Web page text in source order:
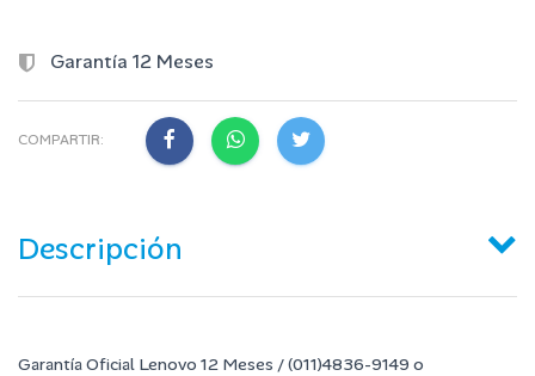
Garantía 12 Meses
COMPARTIR:
Descripción
Garantía Oficial Lenovo 12 Meses / (011)4836-9149 o